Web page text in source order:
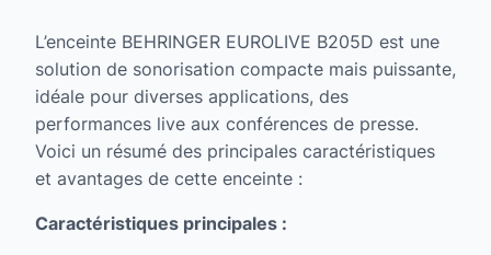
L’enceinte BEHRINGER EUROLIVE B205D est une
solution de sonorisation compacte mais puissante,
idéale pour diverses applications, des
performances live aux conférences de presse.
Voici un résumé des principales caractéristiques
et avantages de cette enceinte :
Caractéristiques principales :